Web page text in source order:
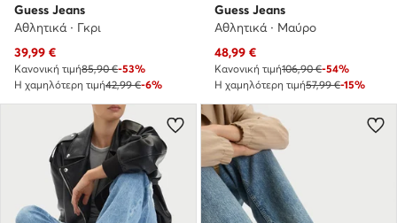
Guess Jeans
Αθλητικά · Γκρι
Τρέχουσα τιμή
39,99 €
Κανονική τιμή85,90 €-53%
Η χαμηλότερη τιμή42,99 €-6%
Guess Jeans
Αθλητικά · Μαύρο
Τρέχουσα τιμή
48,99 €
Κανονική τιμή106,90 €-54%
Η χαμηλότερη τιμή57,99 €-15%